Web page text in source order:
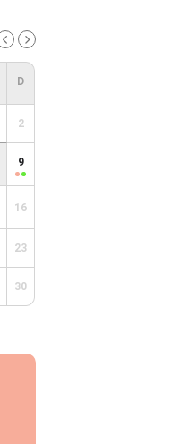
2
9
16
23
30